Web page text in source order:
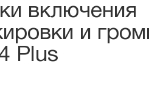
включения
и
Plus